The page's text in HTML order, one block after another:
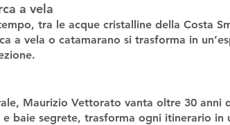
a vela
tra le acque cristalline della Costa
a vela o catamarano si trasforma in
Maurizio Vettorato vanta oltre 30 anni
baie segrete, trasforma ogni itinerario in